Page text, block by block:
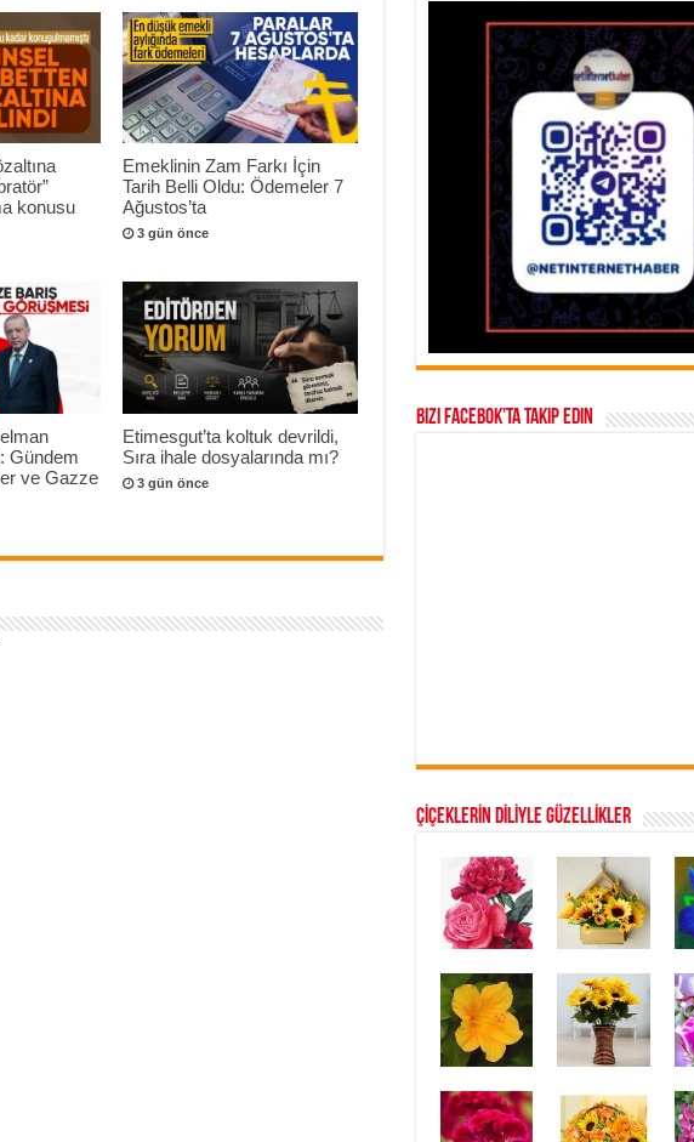
konusu
Emeklinin Zam Farkı İçin
Tarih Belli Oldu: Ödemeler 7
Ağustos’ta
3 gün önce
Gündem
ve Gazze
Etimesgut’ta koltuk devrildi,
Sıra ihale dosyalarında mı?
3 gün önce
Bizi Facebok’ta takip edin
ÇİÇEKLERİN DİLİYLE GÜZELLİKLER